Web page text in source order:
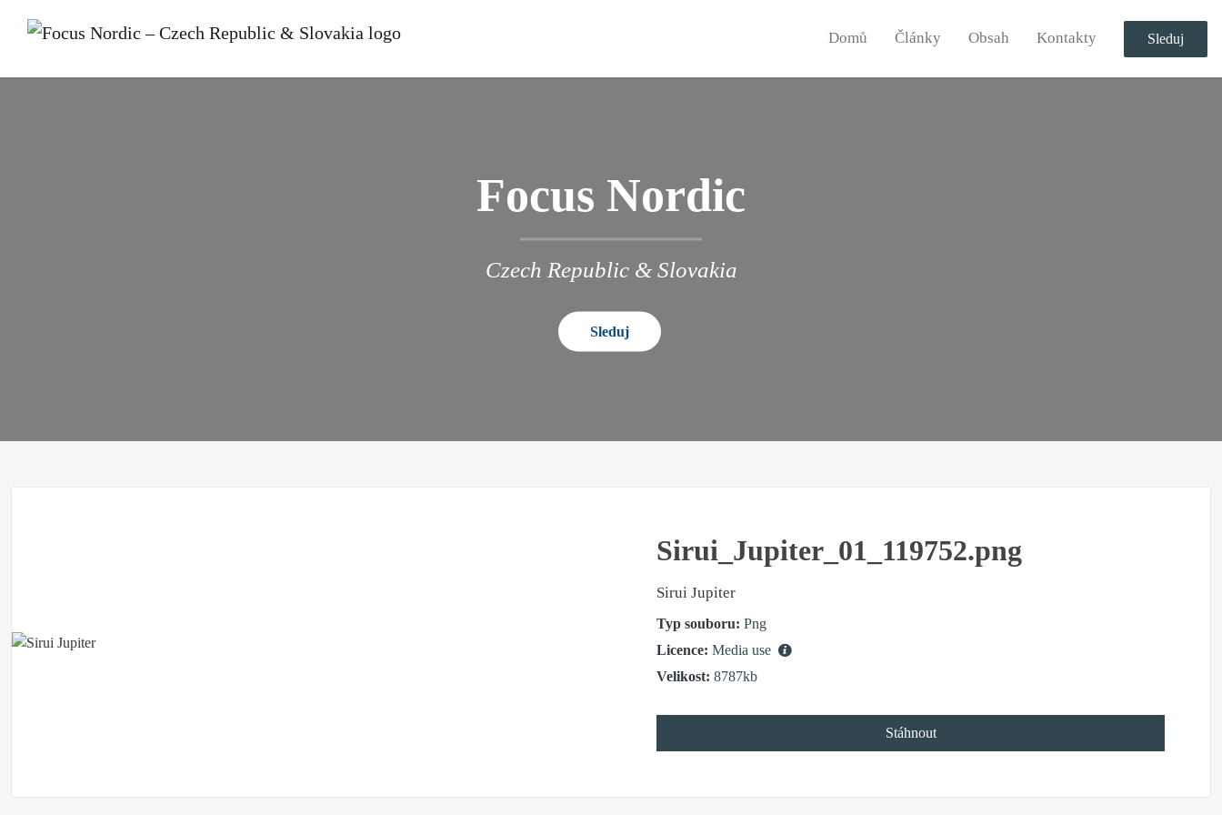
Domů Články Obsah Kontakty Sleduj
Focus Nordic
Czech Republic & Slovakia
Sleduj
Sirui_Jupiter_01_119752.png
Sirui Jupiter
Typ souboru: Png
Licence: Media use
Velikost: 8787kb
Stáhnout